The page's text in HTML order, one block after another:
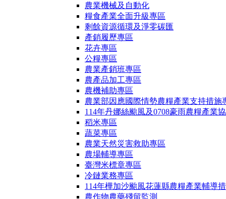
農業機械及自動化
糧食產業全面升級專區
剩餘資源循環及淨零碳匯
產銷履歷專區
花卉專區
公糧專區
農業產銷班專區
農產品加工專區
農機補助專區
農業部因應國際情勢農糧產業支持措施
114年丹娜絲颱風及0708豪雨農糧產業
稻米專區
蔬菜專區
農業天然災害救助專區
農場輔導專區
臺灣米標章專區
冷鏈業務專區
114年樺加沙颱風花蓮縣農糧產業輔導
農作物農藥殘留監測